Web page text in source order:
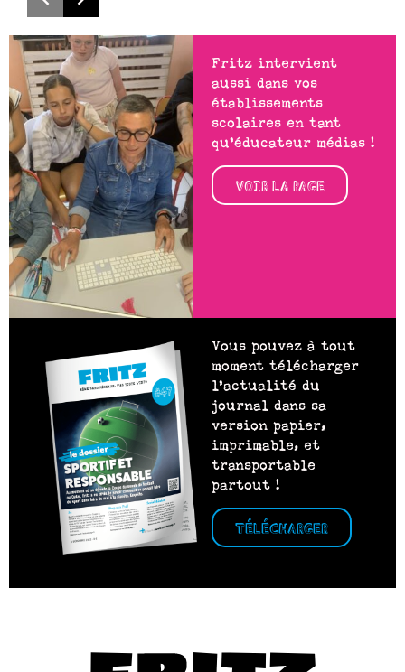
Fritz intervient
aussi dans vos
établissements
scolaires en tant
qu’éducateur médias !
VOIR LA PAGE
Vous pouvez à tout
moment télécharger
l’actualité du
journal dans sa
version papier,
imprimable, et
transportable
partout !
TÉLÉCHARGER